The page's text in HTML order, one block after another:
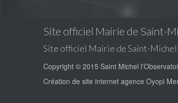
Site officiel Mairie de Saint-
Site officiel Mairie de Saint-
Copyright © 2015 Saint Michel
Création de site internet agence Oyopi